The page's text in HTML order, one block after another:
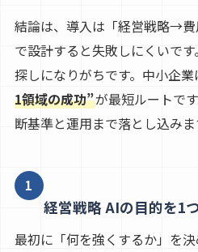
結論は、導入は「経営戦略→
で設計すると失敗しにくいで
探しになりがちです。中小企業
1領域の成功”が最短ルートで
断基準と運用まで落とし込みま
1
経営戦略 AIの目的を1
最初に「何を強くするか」を